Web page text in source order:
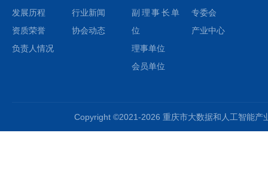
发展历程
资质荣誉
负责人情况
行业新闻
协会动态
副理事长单
位
理事单位
会员单位
专委会
产业中心
Copyright ©2021-2026 重庆市大数据和人工智能产